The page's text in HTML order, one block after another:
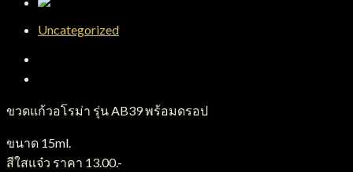
Uncategorized
ขวดแก้วอโรม่า รุ่น AB39 พร้อมดรอป
ขนาด 15ml.
สีใสแจ๋ว ราคา 13.00.-